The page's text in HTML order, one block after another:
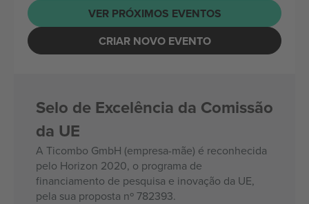
VER PRÓXIMOS EVENTOS
CRIAR NOVO EVENTO
Selo de Excelência da Comissão
da UE
A Ticombo GmbH (empresa-mãe) é reconhecida
pelo Horizon 2020, o programa de
financiamento de pesquisa e inovação da UE,
pela sua proposta nº 782393.